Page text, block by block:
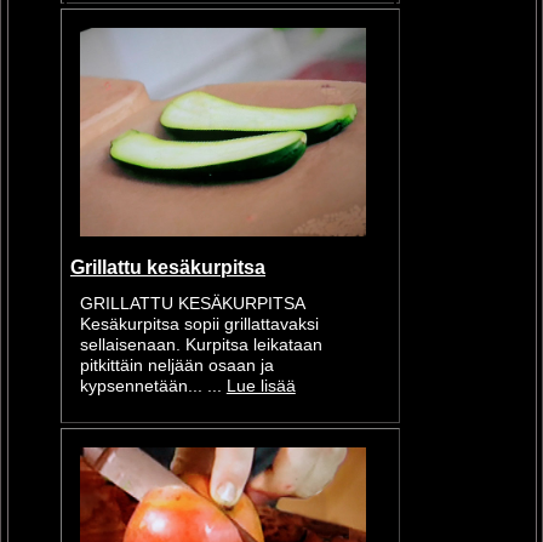
Grillattu kesäkurpitsa
GRILLATTU KESÄKURPITSA
Kesäkurpitsa sopii grillattavaksi
sellaisenaan. Kurpitsa leikataan
pitkittäin neljään osaan ja
kypsennetään... ...
Lue lisää